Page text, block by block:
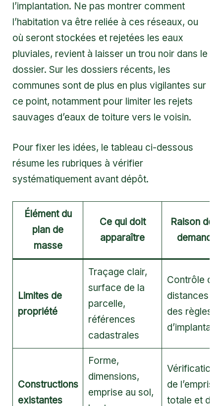
l’implantation. Ne pas montrer comment
l’habitation va être reliée à ces réseaux, ou
où seront stockées et rejetées les eaux
pluviales, revient à laisser un trou noir dans le
dossier. Sur les dossiers récents, les
communes sont de plus en plus vigilantes sur
ce point, notamment pour limiter les rejets
sauvages d’eaux de toiture vers le voisin.
Pour fixer les idées, le tableau ci-dessous
résume les rubriques à vérifier
systématiquement avant dépôt.
Élément du
plan de
masse
Ce qui doit
apparaître
Raison de
demande
Limites de
propriété
Traçage clair,
surface de la
parcelle,
références
cadastrales
Contrôle
distances et
des règles
Constructions
existantes
Forme,
dimensions,
emprise au sol,
Vérification
de l’emprise
totale et du